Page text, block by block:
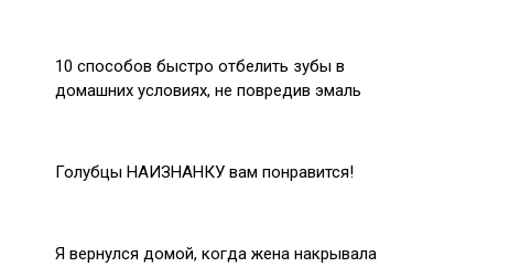
10 способов быстро отбелить зубы в
домашних условиях, не повредив эмаль
Голубцы НАИЗНАНКУ вам понравится!
Я вернулся домой, когда жена накрывала